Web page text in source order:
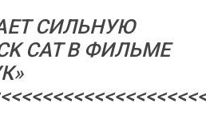
СИЛЬНУЮ
CAT В ФИЛЬМЕ